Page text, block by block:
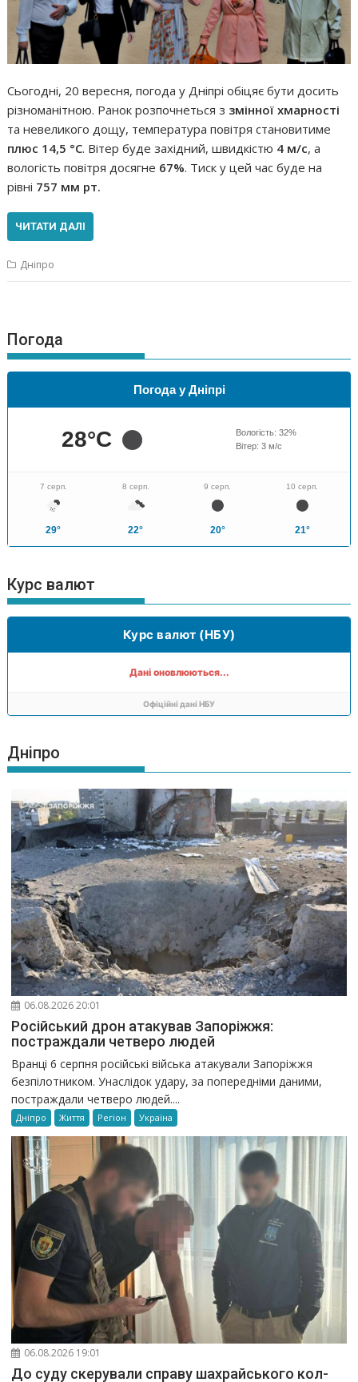
Сьогодні, 20 вересня, погода у Дніпрі обіцяє бути досить
різноманітною. Ранок розпочнеться з змінної хмарності
та невеликого дощу, температура повітря становитиме
плюс 14,5 °С. Вітер буде західний, швидкістю 4 м/с, а
вологість повітря досягне 67%. Тиск у цей час буде на
рівні 757 мм рт.
ЧИТАТИ ДАЛІ
Дніпро
Погода
Погода у Дніпрі
28°C Вологість: 32%
Вітер: 3м/с
7 серп.
29°
8 серп.
22°
9 серп.
20°
10 серп.
21°
Курс валют
Курс валют (НБУ)
Дані оновлюються...
Офіційні дані НБУ
Дніпро
06.08.2026 20:01
Російський дрон атакував Запоріжжя:
постраждали четверо людей
Вранці 6 серпня російські війська атакували Запоріжжя
безпілотником. Унаслідок удару, за попередніми даними,
постраждали четверо людей....
Дніпро Життя Регіон Україна
06.08.2026 19:01
До суду скерували справу шахрайського кол-